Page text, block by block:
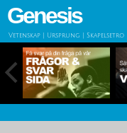
Genesis
Vetenskap | Ursprung | Skapelsetro